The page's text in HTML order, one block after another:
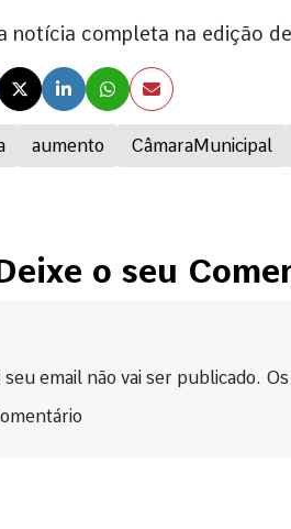
aumento CâmaraMunicipal
notícia completa na edição
o seu
seu email não vai ser publicado.